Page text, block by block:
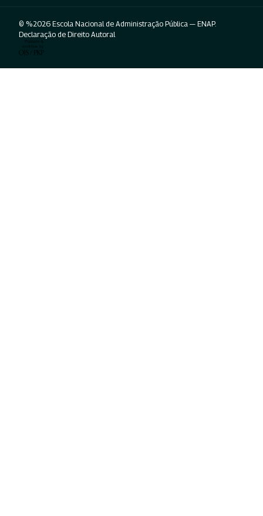
© %2026 Escola Nacional de Administração Pública — ENAP.
Declaração de Direito Autoral